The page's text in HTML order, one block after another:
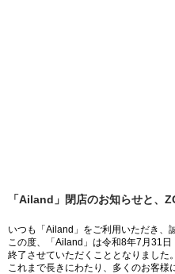
「Ailand」閉店のお知らせと、
いつも「Ailand」をご利用いただき、
この度、「Ailand」は令和8年7月31
終了させていただくこととなりました。
これまで長きにわたり、多くのお客様